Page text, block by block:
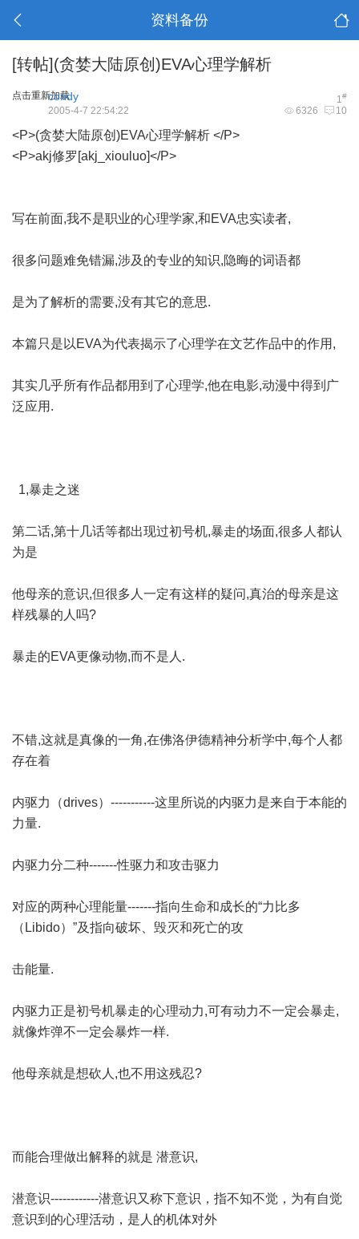
资料备份
[转帖](贪婪大陆原创)EVA心理学解析
点击重新加载 1#
condy
6326 10
2005-4-7 22:54:22
<P>(贪婪大陆原创)EVA心理学解析 </P>
<P>akj修罗[akj_xiouluo]</P>
写在前面,我不是职业的心理学家,和EVA忠实读者,
很多问题难免错漏,涉及的专业的知识,隐晦的词语都
是为了解析的需要,没有其它的意思.
本篇只是以EVA为代表揭示了心理学在文艺作品中的作用,
其实几乎所有作品都用到了心理学,他在电影,动漫中得到广
泛应用.
1,暴走之迷
第二话,第十几话等都出现过初号机,暴走的场面,很多人都认
为是
他母亲的意识,但很多人一定有这样的疑问,真治的母亲是这
样残暴的人吗?
暴走的EVA更像动物,而不是人.
不错,这就是真像的一角,在佛洛伊德精神分析学中,每个人都
存在着
内驱力（drives）-----------这里所说的内驱力是来自于本能的
力量.
内驱力分二种-------性驱力和攻击驱力
对应的两种心理能量-------指向生命和成长的“力比多
（Libido）”及指向破坏、毁灭和死亡的攻
击能量.
内驱力正是初号机暴走的心理动力,可有动力不一定会暴走,
就像炸弹不一定会暴炸一样.
他母亲就是想砍人,也不用这残忍?
而能合理做出解释的就是 潜意识,
潜意识------------潜意识又称下意识，指不知不觉，为有自觉
意识到的心理活动，是人的机体对外